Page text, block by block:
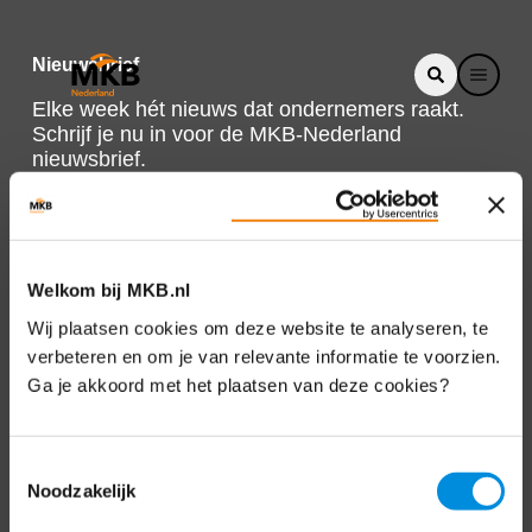
Welkom bij MKB.nl
Wij plaatsen cookies om deze website te analyseren, te
verbeteren en om je van relevante informatie te voorzien.
Ga je akkoord met het plaatsen van deze cookies?
Noodzakelijk
Nieuwsbrief
Elke week hét nieuws dat ondernemers raakt.
Schrijf je nu in voor de MKB-Nederland
nieuwsbrief.
Direct naar
Over ons
Bezuidenhoutseweg 12